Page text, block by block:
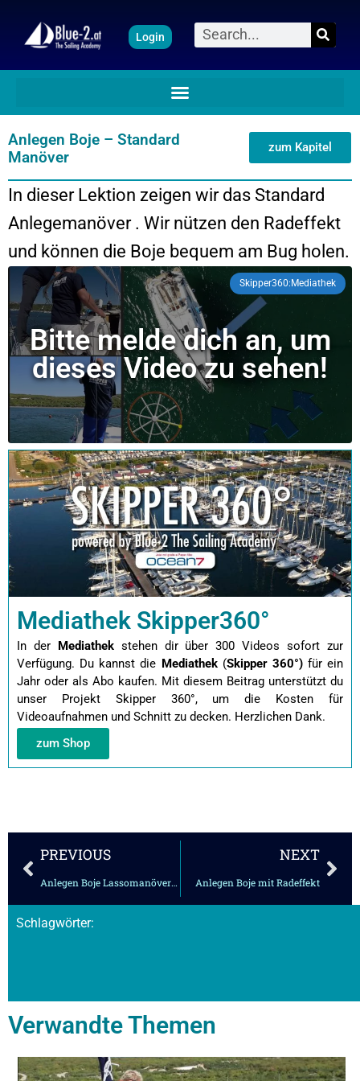
Inhalt
springen
Login Suche
Anlegen Boje – Standard
Manöver
zum Kapitel
In dieser Lektion zeigen wir das Standard
Anlegemanöver . Wir nützen den Radeffekt
und können die Boje bequem am Bug holen.
Skipper360:Mediathek
Bitte melde dich an, um
dieses Video zu sehen!
Mediathek Skipper360°
In der Mediathekstehen dir über 300 Videos sofort zur
Verfügung. Du kannst die Mediathek(Skipper 360°)für ein
Jahr oder als Abo kaufen. Mit diesem Beitrag unterstützt du
unser Projekt Skipper 360°, um die Kosten für
Videoaufnahmen und Schnitt zu decken. Herzlichen Dank.
zum Shop
Zurück
PREVIOUS
Anlegen Boje Lassomanöver – Boje gefangen
NEXT
Anlegen Boje mit Radeffekt
Schlagwörter:
Verwandte Themen